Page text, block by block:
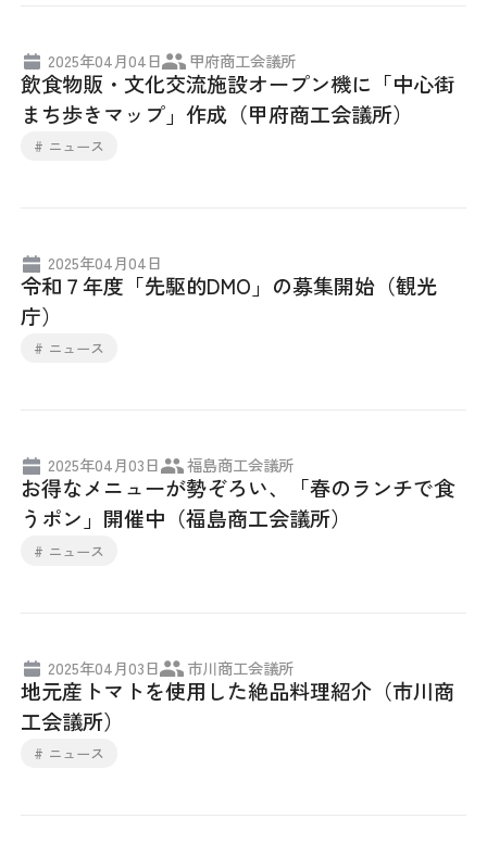
2025年04月04日 甲府商工会議所
飲食物販・文化交流施設オープン機に「中心街
まち歩きマップ」作成（甲府商工会議所）
# ニュース
2025年04月04日
令和７年度「先駆的DMO」の募集開始（観光
庁）
# ニュース
2025年04月03日 福島商工会議所
お得なメニューが勢ぞろい、「春のランチで食
うポン」開催中（福島商工会議所）
# ニュース
2025年04月03日 市川商工会議所
地元産トマトを使用した絶品料理紹介（市川商
工会議所）
# ニュース